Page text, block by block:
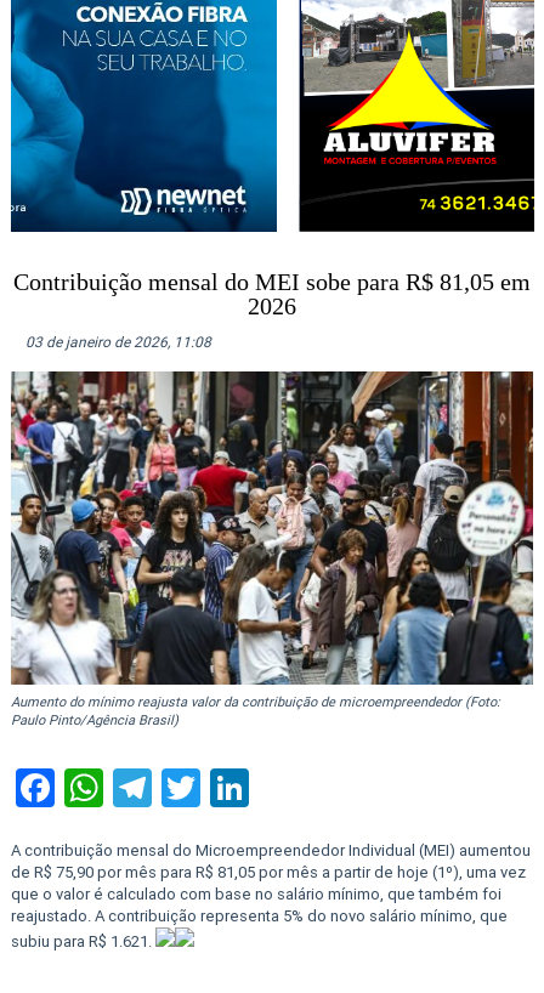
Contribuição mensal do MEI sobe para R$ 81,05 em
2026
03 de janeiro de 2026, 11:08
Aumento do mínimo reajusta valor da contribuição de microempreendedor (Foto:
Paulo Pinto/Agência Brasil)
Facebook
WhatsApp
Telegram
Twitter
LinkedIn
A contribuição mensal do Microempreendedor Individual (MEI) aumentou
de R$ 75,90 por mês para R$ 81,05 por mês a partir de hoje (1º), uma vez
que o valor é calculado com base no salário mínimo, que também foi
reajustado. A contribuição representa 5% do novo salário mínimo, que
subiu para R$ 1.621.